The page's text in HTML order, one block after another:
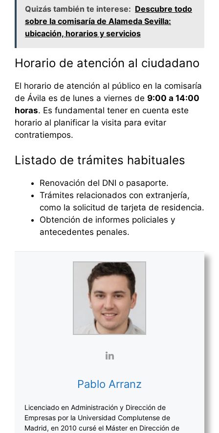
Quizás también te interese: Descubre todo
sobre la comisaría de Alameda Sevilla:
ubicación, horarios y servicios
Horario de atención al ciudadano
El horario de atención al público en la comisaría
de Ávila es de lunes a viernes de 9:00 a 14:00
horas. Es fundamental tener en cuenta este
horario al planificar la visita para evitar
contratiempos.
Listado de trámites habituales
Renovación del DNI o pasaporte.
Trámites relacionados con extranjería,
como la solicitud de tarjeta de residencia.
Obtención de informes policiales y
antecedentes penales.
Pablo Arranz
Licenciado en Administración y Dirección de
Empresas por la Universidad Complutense de
Madrid, en 2010 cursé el Máster en Dirección de